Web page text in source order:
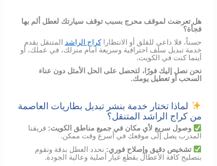
هل تعرضت لموقف محرج بسبب توقف سيارتك لعطل ألم بها
فجأة؟
حسناً، فلا داعي للقلق أو الانتظار!كراج الراشد المتنقل يقدم
خدمة تبديل سلف احترافية وسريعة أمام منزلك، في عملك، أو
أينما كنت في الكويت.
نحن نصل إليك فورًا، لتحصل على الحل الأمثل دون عناء
السحب أو تعطيل يومك.
لماذا تختار خدمة بنشر تبديل بطاريات العاصمة
من كراج الراشد المتنقل؟
وصول سريع لأي مكان في جميع مناطق الكويت: فريقنا
المدرب يصل إلى موقعك في أسرع وقت ممكن.
تشخيص دقيق وإصلاح فوري: نحدد العطل بدقة ونقوم
بتصليح كافة الأعطال بقطع غيار أصلية وعالية الجودة.